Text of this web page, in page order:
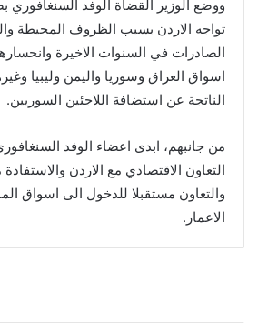
ووضع الوزير القضاة الوفد السنغافوري
تواجه الاردن بسبب الظروف المحيطة
الصادرات في السنوات الاخيرة
اسواق العراق وسوريا واليمن وليبيا
الناتجة عن استضافة اللاجئين السوريين.
من جانبهم، ابدى اعضاء الوفد
التعاون الاقتصادي مع الاردن
والتعاون مستقبلا للدخول الى اسواق
الاعمار.